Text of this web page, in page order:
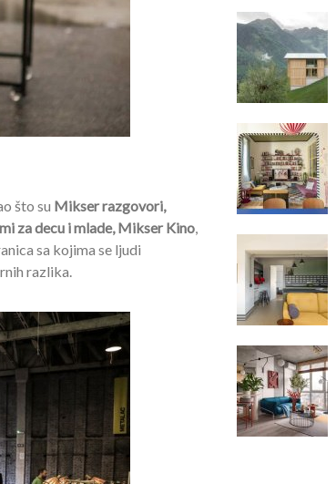
što su Mikser razgovori,
za decu i mlade, Mikser Kino,
sa kojima se ljudi
razlika.